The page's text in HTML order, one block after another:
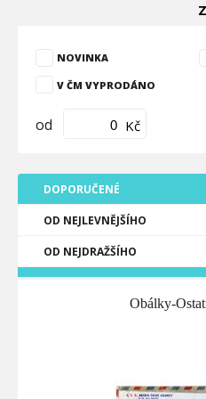
NOVINKA
V ČM VYPRODÁNO
od Kč
DOPORUČENÉ
OD NEJLEVNĚJŠÍHO
OD NEJDRAŽŠÍHO
Obálky-